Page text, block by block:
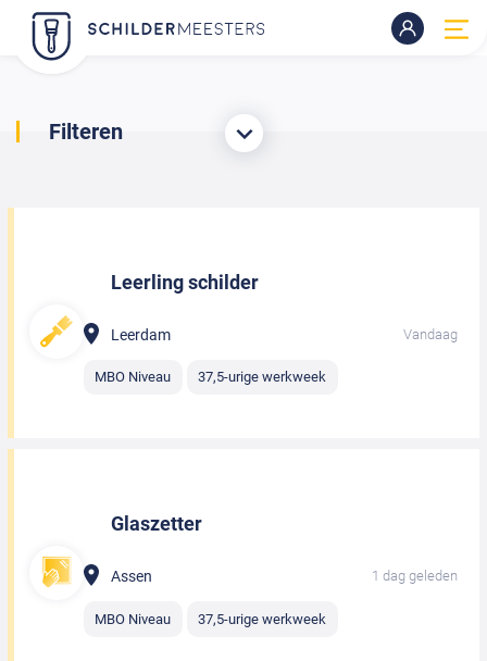
Filteren
Leerling schilder
Leerdam Vandaag
MBO Niveau 37,5-urige werkweek
Glaszetter
Assen 1 dag geleden
MBO Niveau 37,5-urige werkweek